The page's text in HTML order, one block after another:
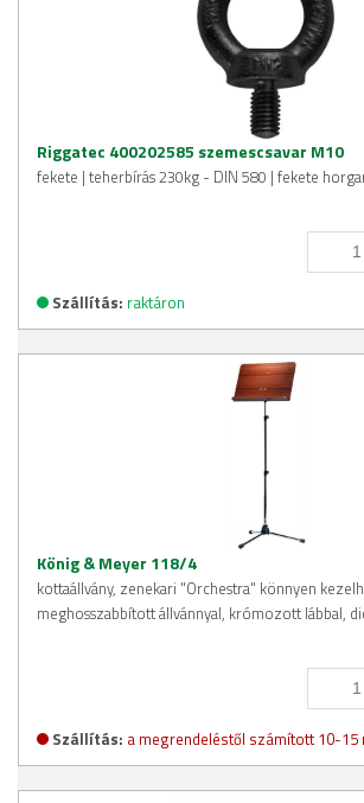
Riggatec 400202585 szemescsavar M10
fekete | teherbírás 230kg - DIN 580 | fekete
Szállítás: raktáron
König & Meyer 118/4
kottaállvány, zenekari "Orchestra" könnyen
meghosszabbított állvánnyal, krómozott lábbal,
Szállítás: a megrendeléstől számított 10-15